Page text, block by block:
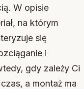
W opisie
na którym
się
i
gdy zależy Ci
a montaż ma